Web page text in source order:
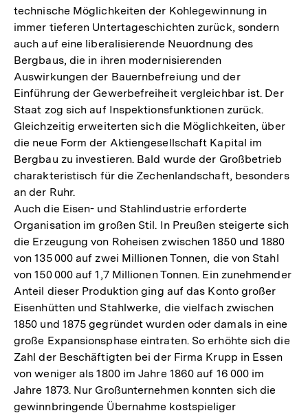
technische Möglichkeiten der Kohlegewinnung in
immer tieferen Untertageschichten zurück, sondern
auch auf eine liberalisierende Neuordnung des
Bergbaus, die in ihren modernisierenden
Auswirkungen der Bauernbefreiung und der
Einführung der Gewerbefreiheit vergleichbar ist. Der
Staat zog sich auf Inspektionsfunktionen zurück.
Gleichzeitig erweiterten sich die Möglichkeiten, über
die neue Form der Aktiengesellschaft Kapital im
Bergbau zu investieren. Bald wurde der Großbetrieb
charakteristisch für die Zechenlandschaft, besonders
an der Ruhr.
Auch die Eisen- und Stahlindustrie erforderte
Organisation im großen Stil. In Preußen steigerte sich
die Erzeugung von Roheisen zwischen 1850 und 1880
von 135 000 auf zwei Millionen Tonnen, die von Stahl
von 150 000 auf 1,7 Millionen Tonnen. Ein zunehmender
Anteil dieser Produktion ging auf das Konto großer
Eisenhütten und Stahlwerke, die vielfach zwischen
1850 und 1875 gegründet wurden oder damals in eine
große Expansionsphase eintraten. So erhöhte sich die
Zahl der Beschäftigten bei der Firma Krupp in Essen
von weniger als 1800 im Jahre 1860 auf 16 000 im
Jahre 1873. Nur Großunternehmen konnten sich die
gewinnbringende Übernahme kostspieliger